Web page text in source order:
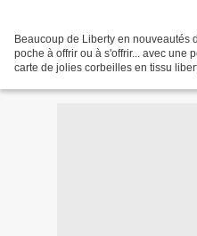
Beaucoup de Liberty en nouveautés
poche à offrir ou à s'offrir... avec une
carte de jolies corbeilles en tissu